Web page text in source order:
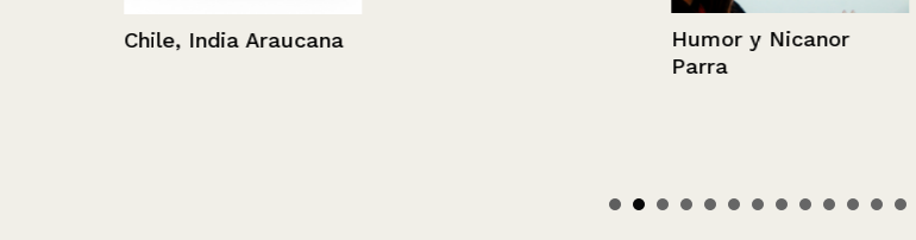
Chile, India Araucana
Humor y Nicanor
Parra